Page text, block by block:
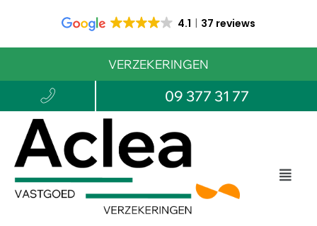
4.1 37 reviews
VERZEKERINGEN
09 377 31 77